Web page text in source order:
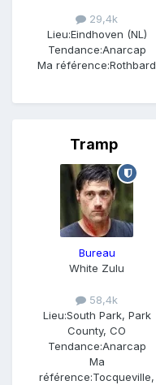
29,4k
Lieu:Eindhoven (NL)
Tendance:Anarcap
Ma référence:Rothbard
Tramp
Bureau
White Zulu
58,4k
Lieu:South Park, Park
County, CO
Tendance:Anarcap
Ma
référence:Tocqueville,